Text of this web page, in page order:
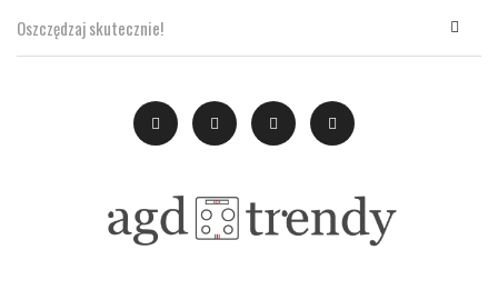
Oszczędzaj skutecznie! ×